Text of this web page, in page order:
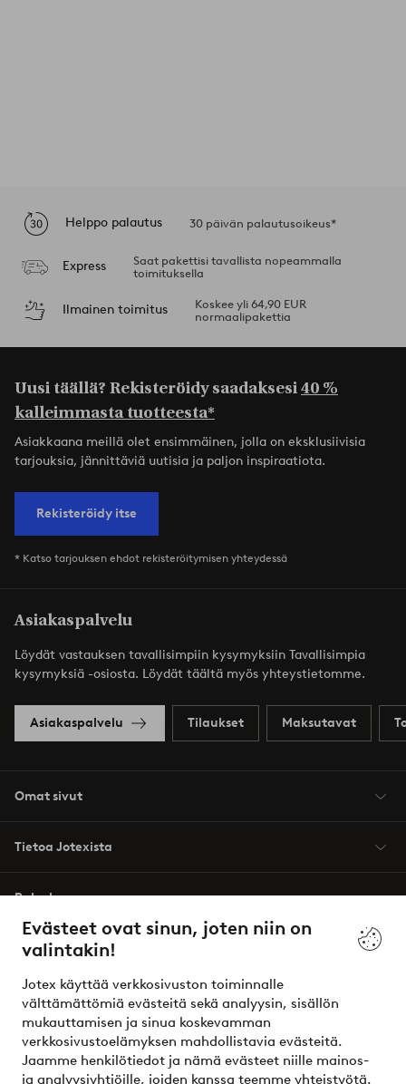
Evästeet ovat sinun, joten niin on
valintakin!
Jotex käyttää verkkosivuston toiminnalle
välttämättömiä evästeitä sekä analyysin, sisällön
mukauttamisen ja sinua koskevamman
verkkosivustoelämyksen mahdollistavia evästeitä.
Jaamme henkilötiedot ja nämä evästeet niille mainos-
ja analyysiyhtiöille, joiden kanssa teemme yhteistyötä.
Helppo palautus 30 päivän palautusoikeus*
Express
Saat pakettisi tavallista nopeammalla
toimituksella
Ilmainen toimitus
Koskee yli 64,90 EUR
normaalipakettia
Uusi täällä? Rekisteröidy saadaksesi40 %
kalleimmasta tuotteesta*
Asiakkaana meillä olet ensimmäinen, jolla on eksklusiivisia
tarjouksia, jännittäviä uutisia ja paljon inspiraatiota.
Rekisteröidy itse
* Katso tarjouksen ehdot rekisteröitymisen yhteydessä
Asiakaspalvelu
Löydät vastauksen tavallisimpiin kysymyksiin Tavallisimpia
kysymyksiä -osiosta. Löydät täältä myös yhteystietomme.
Asiakaspalvelu Tilaukset Maksutavat
Omat sivut
Tietoa Jotexista
Palvelumme
Ehdot
Ystävät
Turvalliset maksut – maksa nyt tai erissä